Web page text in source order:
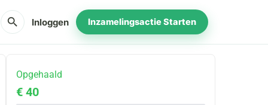
search Inloggen Inzamelingsactie Starten
Opgehaald
€ 40